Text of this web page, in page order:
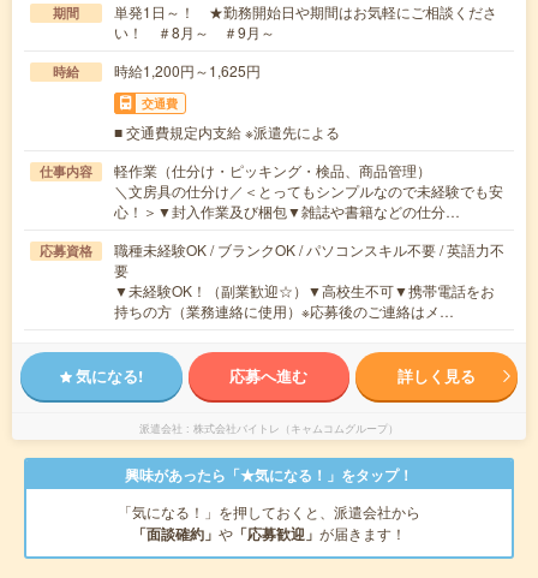
期間
単発1日～！ ★勤務開始日や期間はお気軽にご相談くださ
い！ ＃8月～ ＃9月～
時給 時給1,200円～1,625円
交通費
■ 交通費規定内支給 ※派遣先による
仕事内容
軽作業（仕分け・ピッキング・検品、商品管理）
＼文房具の仕分け／＜とってもシンプルなので未経験でも安
心！＞▼封入作業及び梱包▼雑誌や書籍などの仕分…
応募資格
職種未経験OK / ブランクOK / パソコンスキル不要 / 英語力不
要
▼未経験OK！（副業歓迎☆）▼高校生不可▼携帯電話をお
持ちの方（業務連絡に使用）※応募後のご連絡はメ…
気になる! 応募へ進む 詳しく見る
派遣会社 株式会社バイトレ（キャムコムグループ）
興味があったら「★気になる！」をタップ！
「気になる！」を押しておくと、派遣会社から
「面談確約」 や 「応募歓迎」 が届きます！